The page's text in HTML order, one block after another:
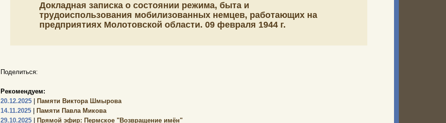
Докладная записка о состоянии режима, быта и
трудоиспользования мобилизованных немцев, работающих на
предприятиях Молотовской области. 09 февраля 1944 г.
Поделиться:
Рекомендуем:
20.12.2025
Памяти Виктора Шмырова
14.11.2025
Памяти Павла Микова
29.10.2025
Прямой эфир: Пермское "Возвращение имён"